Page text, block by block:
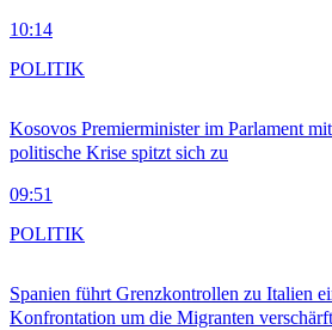
10:14
Kosovos Premierminister im Parlament
politische Krise spitzt sich zu
09:51
POLITIK
Spanien führt Grenzkontrollen zu Italien
Konfrontation um die Migranten verschärft
POLITIK